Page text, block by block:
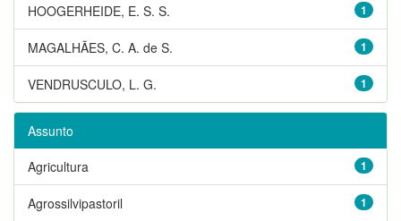
1
HOOGERHEIDE, E. S. S.
1
MAGALHÃES, C. A. de S.
1
VENDRUSCULO, L. G.
Assunto
1
Agricultura
1
Agrossilvipastoril